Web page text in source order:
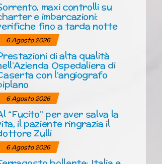
maxi controlli su
e imbarcazioni:
fino a tarda notte
6 Agosto 2026
di alta qualità
Ospedaliera di
con l’angiografo
6 Agosto 2026
“Fucito” per aver salva la
il paziente ringrazia il
Zulli
6 Agosto 2026